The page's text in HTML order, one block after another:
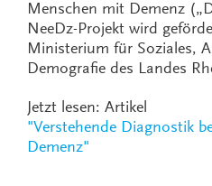
Menschen mit Demenz
NeeDz-Projekt wird
Ministerium für Soziales,
Demografie des Landes
Jetzt lesen: Artikel
"Verstehende Diagnostik
Demenz"